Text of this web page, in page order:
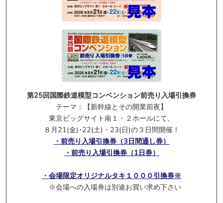
* クリックするとポップアップします
KATO
第25回国際鉄道模型コンベンション前売り入場引換券
テーマ：【新幹線とその開業前夜】
東京ビッグサイト南１・２ホールにて、
８月21(金)･22(土)・23(日)の３日間開催！
・前売り入場引換券（3日間通し券）
・前売り入場引換券（1日券）
・会場限定オリジナルタキ１０００引換券※
※会場への入場券は別途お買い求め下さい